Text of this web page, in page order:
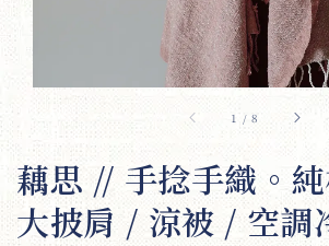
1 /8
藕思 // 手捻手織。
大披肩 / 涼被 / 空調